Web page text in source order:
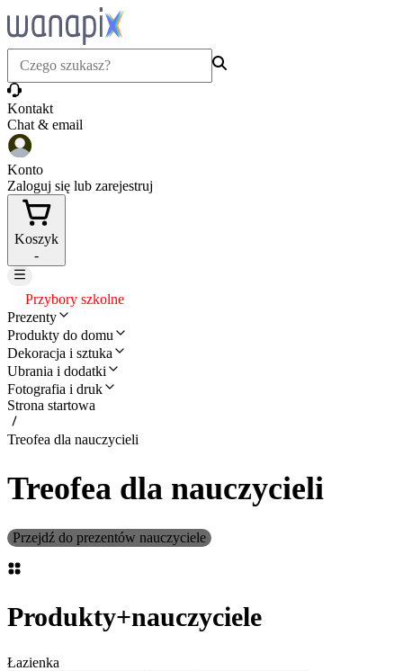
Kontakt
Chat & email
Konto
Zaloguj się lub zarejestruj
Koszyk
-
Przybory szkolne
Prezenty
Produkty do domu
Dekoracja i sztuka
Ubrania i dodatki
Fotografia i druk
Strona startowa
Treofea dla nauczycieli
Treofea dla nauczycieli
Przejdź do prezentów nauczyciele
Produkty+nauczyciele
Łazienka